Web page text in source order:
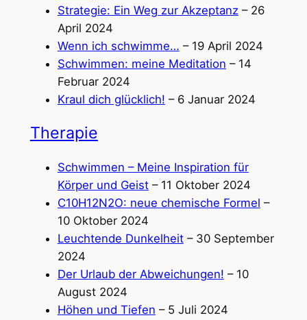
Strategie: Ein Weg zur Akzeptanz – 26
April 2024
Wenn ich schwimme… – 19 April 2024
Schwimmen: meine Meditation – 14
Februar 2024
Kraul dich glücklich! – 6 Januar 2024
Therapie
Schwimmen – Meine Inspiration für
Körper und Geist– 11 Oktober 2024
C10H12N2O: neue chemische Formel –
10 Oktober 2024
Leuchtende Dunkelheit– 30 September
2024
Der Urlaub der Abweichungen! – 10
August 2024
Höhen und Tiefen – 5 Juli 2024